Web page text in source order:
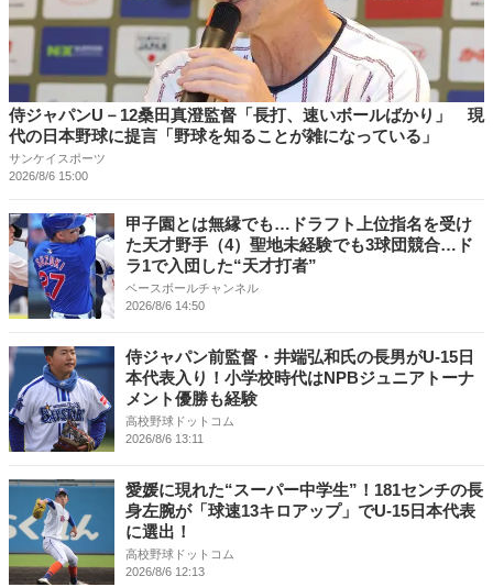
侍ジャパンU－12桑田真澄監督「長打、速いボールばかり」 現
代の日本野球に提言「野球を知ることが雑になっている」
サンケイスポーツ
2026/8/6 15:00
甲子園とは無縁でも…ドラフト上位指名を受け
た天才野手（4）聖地未経験でも3球団競合…ド
ラ1で入団した“天才打者”
ベースボールチャンネル
2026/8/6 14:50
侍ジャパン前監督・井端弘和氏の長男がU-15日
本代表入り！小学校時代はNPBジュニアトーナ
メント優勝も経験
高校野球ドットコム
2026/8/6 13:11
愛媛に現れた“スーパー中学生”！181センチの長
身左腕が「球速13キロアップ」でU-15日本代表
に選出！
高校野球ドットコム
2026/8/6 12:13